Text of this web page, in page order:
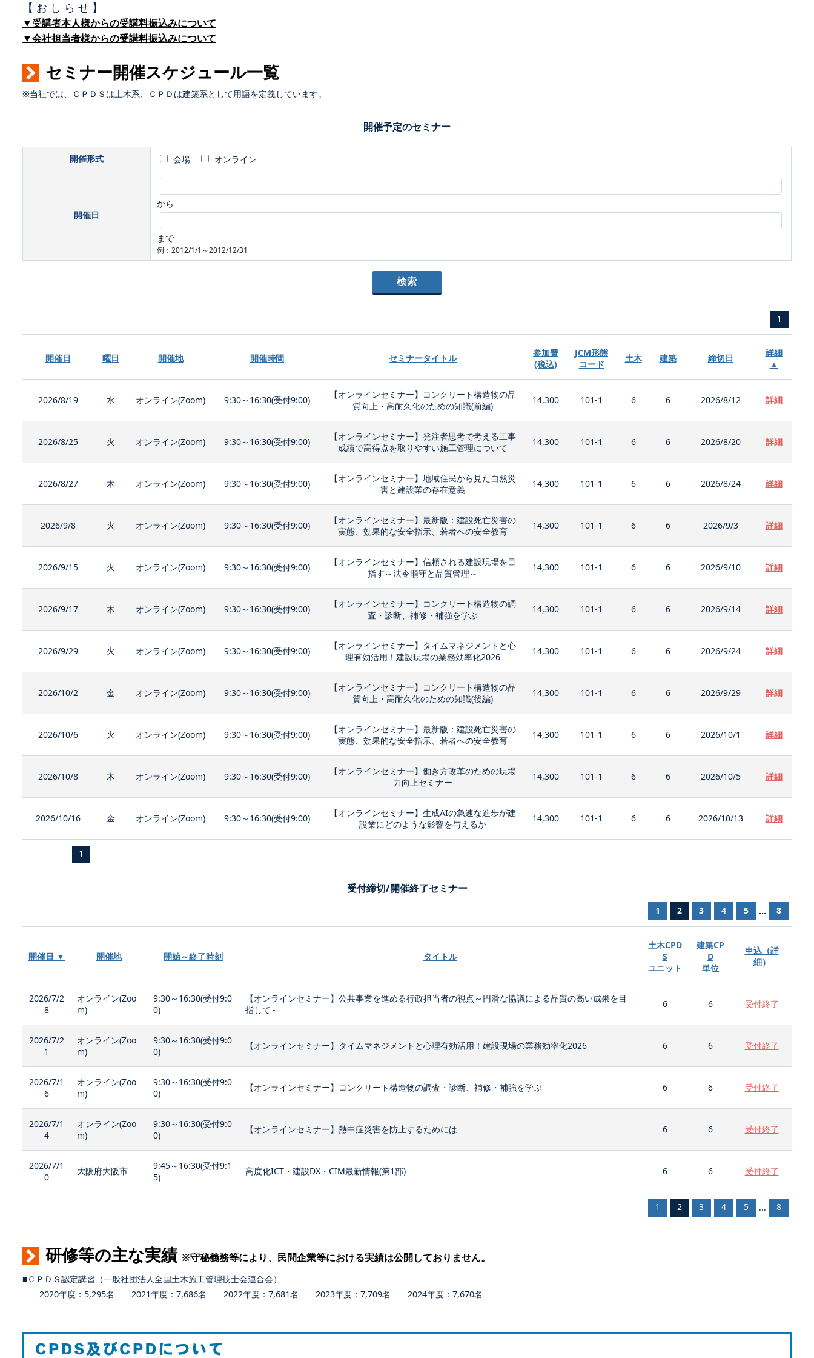
【 お し ら せ 】
▼受講者本人様からの受講料振込みについて
▼会社担当者様からの受講料振込みについて
セミナー開催スケジュール一覧
※当社では、ＣＰＤＳは土木系、ＣＰＤは建築系として用語を定義しています。
開催予定のセミナー
開催形式 会場 オンライン
開催日
から
まで
例：2012/1/1～2012/12/31
1
開催日 曜日 開催地 開催時間 セミナータイトル
参加費
(税込)
JCM形態
コード
土木 建築 締切日
詳細
▲
2026/8/19 水 オンライン(Zoom) 9:30～16:30(受付9:00)
【オンラインセミナー】コンクリート構造物の品
質向上・高耐久化のための知識(前編)
14,300 101-1 6 6 2026/8/12 詳細
2026/8/25 火 オンライン(Zoom) 9:30～16:30(受付9:00)
【オンラインセミナー】発注者思考で考える工事
成績で高得点を取りやすい施工管理について
14,300 101-1 6 6 2026/8/20 詳細
2026/8/27 木 オンライン(Zoom) 9:30～16:30(受付9:00)
【オンラインセミナー】地域住民から見た自然災
害と建設業の存在意義
14,300 101-1 6 6 2026/8/24 詳細
2026/9/8 火 オンライン(Zoom) 9:30～16:30(受付9:00)
【オンラインセミナー】最新版：建設死亡災害の
実態、効果的な安全指示、若者への安全教育
14,300 101-1 6 6 2026/9/3 詳細
2026/9/15 火 オンライン(Zoom) 9:30～16:30(受付9:00)
【オンラインセミナー】信頼される建設現場を目
指す～法令順守と品質管理～
14,300 101-1 6 6 2026/9/10 詳細
2026/9/17 木 オンライン(Zoom) 9:30～16:30(受付9:00)
【オンラインセミナー】コンクリート構造物の調
査・診断、補修・補強を学ぶ
14,300 101-1 6 6 2026/9/14 詳細
2026/9/29 火 オンライン(Zoom) 9:30～16:30(受付9:00)
【オンラインセミナー】タイムマネジメントと心
理有効活用！建設現場の業務効率化2026
14,300 101-1 6 6 2026/9/24 詳細
2026/10/2 金 オンライン(Zoom) 9:30～16:30(受付9:00)
【オンラインセミナー】コンクリート構造物の品
質向上・高耐久化のための知識(後編)
14,300 101-1 6 6 2026/9/29 詳細
2026/10/6 火 オンライン(Zoom) 9:30～16:30(受付9:00)
【オンラインセミナー】最新版：建設死亡災害の
実態、効果的な安全指示、若者への安全教育
14,300 101-1 6 6 2026/10/1 詳細
2026/10/8 木 オンライン(Zoom) 9:30～16:30(受付9:00)
【オンラインセミナー】働き方改革のための現場
力向上セミナー
14,300 101-1 6 6 2026/10/5 詳細
2026/10/16 金 オンライン(Zoom) 9:30～16:30(受付9:00)
【オンラインセミナー】生成AIの急速な進歩が建
設業にどのような影響を与えるか
14,300 101-1 6 6 2026/10/13 詳細
1
受付締切/開催終了セミナー
1 2 3 4 5 ... 8
開催日 ▼ 開催地 開始～終了時刻 タイトル
土木CPD
S
ユニット
建築CP
D
単位
申込（詳
細）
2026/7/2
8
オンライン(Zoo
m)
9:30～16:30(受付9:0
0)
【オンラインセミナー】公共事業を進める行政担当者の視点～円滑な協議による品質の高い成果を目
指して～
6 6 受付終了
2026/7/2
1
オンライン(Zoo
m)
9:30～16:30(受付9:0
0)
【オンラインセミナー】タイムマネジメントと心理有効活用！建設現場の業務効率化2026 6 6 受付終了
2026/7/1
6
オンライン(Zoo
m)
9:30～16:30(受付9:0
0)
【オンラインセミナー】コンクリート構造物の調査・診断、補修・補強を学ぶ 6 6 受付終了
2026/7/1
4
オンライン(Zoo
m)
9:30～16:30(受付9:0
0)
【オンラインセミナー】熱中症災害を防止するためには 6 6 受付終了
2026/7/1
0
大阪府大阪市
9:45～16:30(受付9:1
5)
高度化ICT・建設DX・CIM最新情報(第1部) 6 6 受付終了
1 2 3 4 5 ... 8
研修等の主な実績 ※守秘義務等により、民間企業等における実績は公開しておりません。
■ＣＰＤＳ認定講習（一般社団法人全国土木施工管理技士会連合会）
2020年度：5,295名 2021年度：7,686名 2022年度：7,681名 2023年度：7,709名 2024年度：7,670名